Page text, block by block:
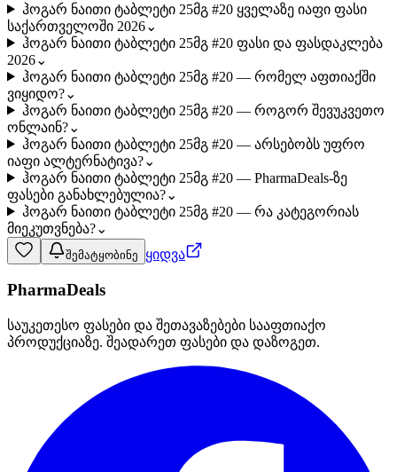
ჰოგარ ნაითი ტაბლეტი 25მგ #20 ყველაზე იაფი ფასი
საქართველოში 2026⌄
ჰოგარ ნაითი ტაბლეტი 25მგ #20 ფასი და ფასდაკლება
2026⌄
ჰოგარ ნაითი ტაბლეტი 25მგ #20 — რომელ აფთიაქში
ვიყიდო?⌄
ჰოგარ ნაითი ტაბლეტი 25მგ #20 — როგორ შევუკვეთო
ონლაინ?⌄
ჰოგარ ნაითი ტაბლეტი 25მგ #20 — არსებობს უფრო
იაფი ალტერნატივა?⌄
ჰოგარ ნაითი ტაბლეტი 25მგ #20 — PharmaDeals-ზე
ფასები განახლებულია?⌄
ჰოგარ ნაითი ტაბლეტი 25მგ #20 — რა კატეგორიას
მიეკუთვნება?⌄
შემატყობინე ყიდვა
PharmaDeals
საუკეთესო ფასები და შეთავაზებები სააფთიაქო
პროდუქციაზე. შეადარეთ ფასები და დაზოგეთ.